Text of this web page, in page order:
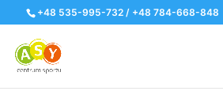
+48 535-995-732 / +48 784-668-848